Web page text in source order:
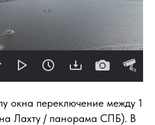
окна переключение между 1
Лахту / панорама СПБ). В